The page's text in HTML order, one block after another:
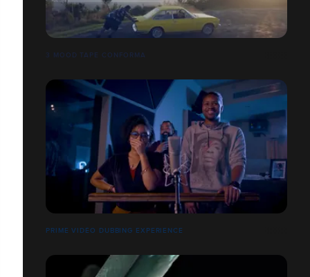
3 MOOD TAPE CONFORMA
PRIME VIDÉO DUBBING EXPERIENCE